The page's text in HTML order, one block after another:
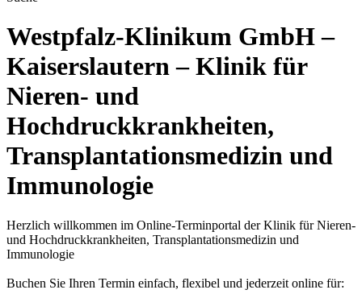
Westpfalz-Klinikum GmbH –
Kaiserslautern – Klinik für
Nieren- und
Hochdruckkrankheiten,
Transplantationsmedizin und
Immunologie
Herzlich willkommen im Online-Terminportal der Klinik für Nieren-
und Hochdruckkrankheiten, Transplantationsmedizin und
Immunologie
Buchen Sie Ihren Termin einfach, flexibel und jederzeit online für: